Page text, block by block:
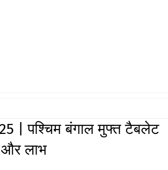
| पश्चिम बंगाल मुफ्त टैबलेट
और लाभ